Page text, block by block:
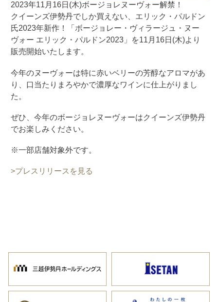
2023年11月16日(木)ボージョレヌーヴォー解禁！
クイーンズ伊勢丹でしか買えない、エリック・パルドン
氏2023年新作！「ボージョレー・ヴィラージュ・ヌー
ヴォー エリック・パルドン2023」を11月16日(木)より
販売開始いたします。
今年のヌーヴォーは特に赤いベリーの芳醇なアロマがあ
り、口当たりまろやかで濃厚なワインに仕上がりまし
た。
ぜひ、今年のボージョレヌーヴォーはクイーンズ伊勢丹
でお楽しみください。
※一部店舗対象外です。
>プレスリリースを見る